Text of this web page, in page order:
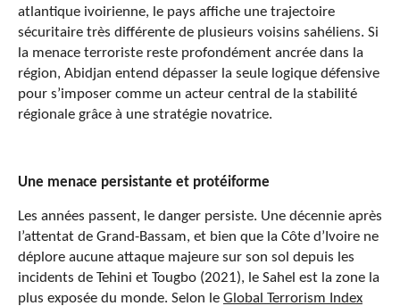
atlantique ivoirienne, le pays affiche une trajectoire
sécuritaire très différente de plusieurs voisins sahéliens. Si
la menace terroriste reste profondément ancrée dans la
région, Abidjan entend dépasser la seule logique défensive
pour s’imposer comme un acteur central de la stabilité
régionale grâce à une stratégie novatrice.
Une menace persistante et protéiforme
Les années passent, le danger persiste. Une décennie après
l’attentat de Grand-Bassam, et bien que la Côte d’Ivoire ne
déplore aucune attaque majeure sur son sol depuis les
incidents de Tehini et Tougbo (2021), le Sahel est la zone la
plus exposée du monde. Selon le Global Terrorism Index